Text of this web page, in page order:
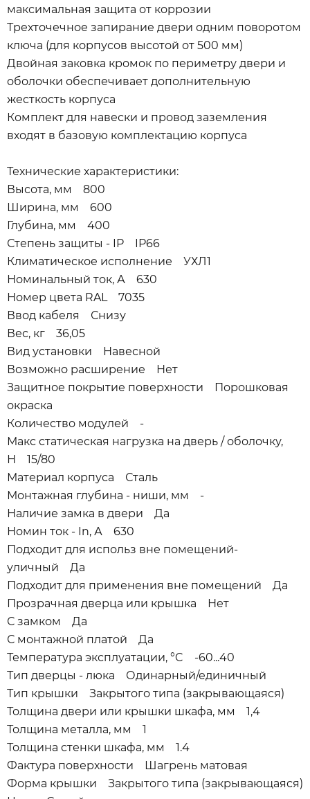
максимальная защита от коррозии
Трехточечное запирание двери одним поворотом
ключа (для корпусов высотой от 500 мм)
Двойная заковка кромок по периметру двери и
оболочки обеспечивает дополнительную
жесткость корпуса
Комплект для навески и провод заземления
входят в базовую комплектацию корпуса
Технические характеристики:
Высота, мм 800
Ширина, мм 600
Глубина, мм 400
Степень защиты - IP IP66
Климатическое исполнение УХЛ1
Номинальный ток, А 630
Номер цвета RAL 7035
Ввод кабеля Снизу
Вес, кг 36,05
Вид установки Навесной
Возможно расширение Нет
Защитное покрытие поверхности Порошковая
окраска
Количество модулей -
Макс статическая нагрузка на дверь / оболочку,
Н 15/80
Материал корпуса Сталь
Монтажная глубина - ниши, мм -
Наличие замка в двери Да
Номин ток - In, А 630
Подходит для использ вне помещений-
уличный Да
Подходит для применения вне помещений Да
Прозрачная дверца или крышка Нет
С замком Да
С монтажной платой Да
Температура эксплуатации, °C -60...40
Тип дверцы - люка Одинарный/единичный
Тип крышки Закрытого типа (закрывающаяся)
Толщина двери или крышки шкафа, мм 1,4
Толщина металла, мм 1
Толщина стенки шкафа, мм 1.4
Фактура поверхности Шагрень матовая
Форма крышки Закрытого типа (закрывающаяся)